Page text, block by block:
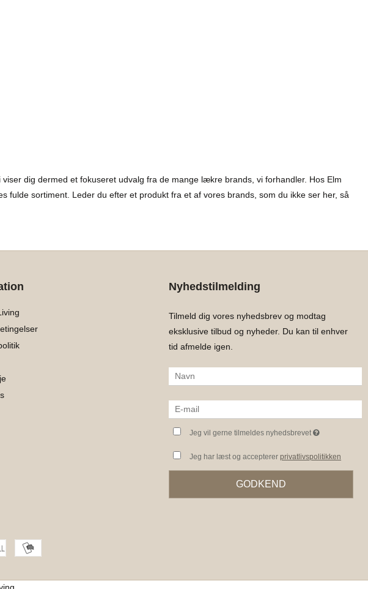
dig dermed et fokuseret udvalg fra de mange lækre brands, vi forhandler. Hos Elm
sortiment. Leder du efter et produkt fra et af vores brands, som du ikke ser her, så
Nyhedstilmelding
Tilmeld dig vores nyhedsbrev og modtag
eksklusive tilbud og nyheder. Du kan til enhver
tid afmelde igen.
Jeg vil gerne tilmeldes nyhedsbrevet
Jeg har læst og acceptererprivatlivspolitikken
GODKEND